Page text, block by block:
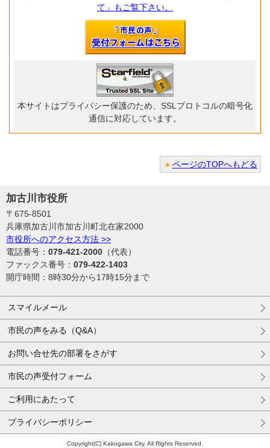
て」もご覧下さい。
本サイトはプライバシー保護のため、SSLプロトコルの暗号化
通信に対応しています。
ページのTOPへもどる
加古川市役所
〒675-8501
兵庫県加古川市加古川町北在家2000
市役所へのアクセス方法 >>
電話番号： 079-421-2000 （代表）
ファックス番号： 079-422-1403
開庁時間：8時30分から17時15分まで
スマイルメール
市民の声をみる（Q&A）
お問い合せ先の部署をさがす
市民の声受付フォーム
ご利用にあたって
プライバシーポリシー
Copyright(C) Kakogawa City. All Rights Reserved.